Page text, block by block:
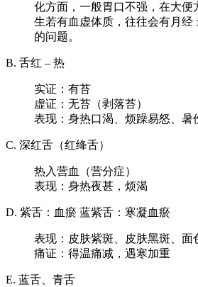
化方面，一般胃口不强，在大便
生若有血虚体质，往往会有月经
的问题。
B. 舌红 – 热
实证：有苔
虚证：无苔（剥落苔）
表现：身热口渴、烦躁易怒、暑
C. 深红舌（红绛舌）
热入营血（营分症）
表现：身热夜甚，烦渴
D. 紫舌：血瘀 蓝紫舌：寒凝血瘀
表现：皮肤紫斑、皮肤黑斑、面
痛证：得温痛减，遇寒加重
E. 蓝舌、青舌